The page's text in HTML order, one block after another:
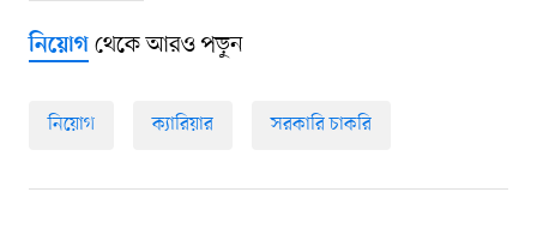
নিয়োগথেকে আরও পড়ুন
নিয়োগ ক্যারিয়ার সরকারি চাকরি